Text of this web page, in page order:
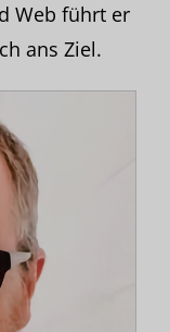
Web führt er
ans Ziel.